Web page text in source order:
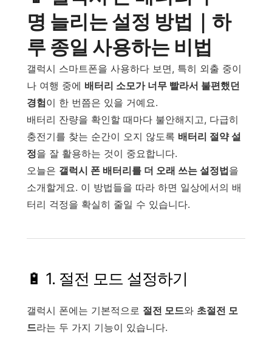
명 늘리는 설정 방법｜하
루 종일 사용하는 비법
갤럭시 스마트폰을 사용하다 보면, 특히 외출 중이
나 여행 중에 배터리 소모가 너무 빨라서 불편했던
경험이 한 번쯤은 있을 거예요.
배터리 잔량을 확인할 때마다 불안해지고, 다급히
충전기를 찾는 순간이 오지 않도록 배터리 절약 설
정을 잘 활용하는 것이 중요합니다.
오늘은 갤럭시 폰 배터리를 더 오래 쓰는 설정법을
소개할게요. 이 방법들을 따라 하면 일상에서의 배
터리 걱정을 확실히 줄일 수 있습니다.
🔋 1. 절전 모드 설정하기
갤럭시 폰에는 기본적으로 절전 모드와 초절전 모
드라는 두 가지 기능이 있습니다.